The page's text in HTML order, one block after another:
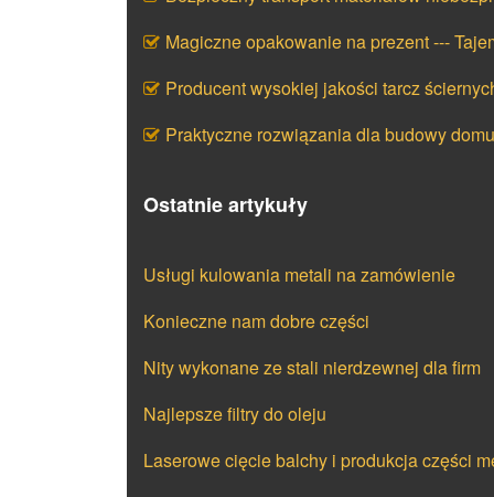
Magiczne opakowanie na prezent ---
Producent wysokiej jakości tarcz
Praktyczne rozwiązania dla budowy domu
Ostatnie artykuły
Usługi kulowania metali na zamówienie
Konieczne nam dobre części
Nity wykonane ze stali nierdzewnej dla firm
Najlepsze filtry do oleju
Laserowe cięcie balchy i produkcja części